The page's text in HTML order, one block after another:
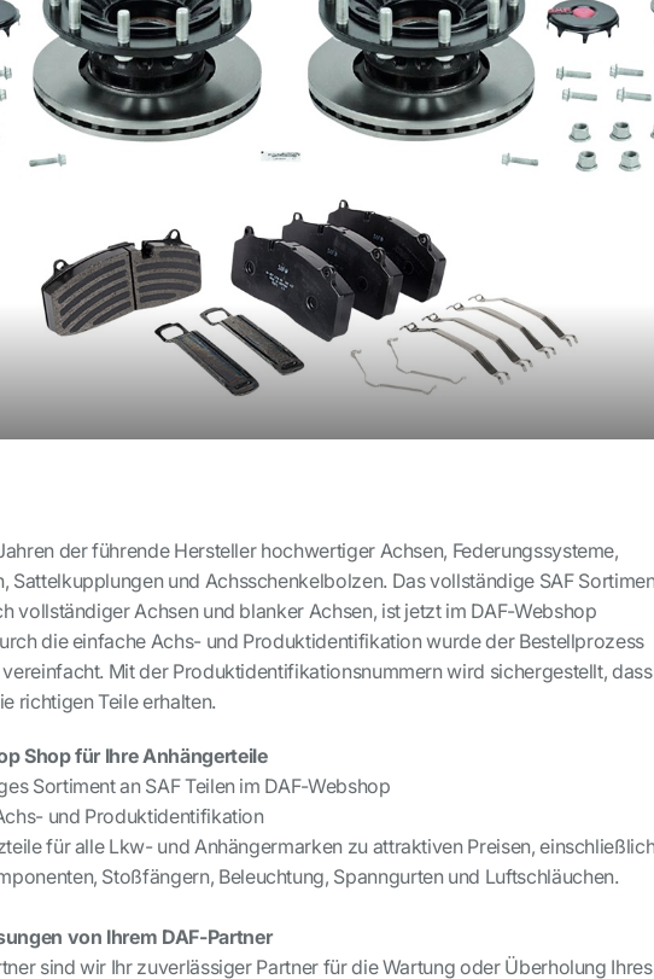
der führende Hersteller hochwertiger Achsen, Federungssysteme,
Sattelkupplungen und Achsschenkelbolzen. Das vollständige SAF
vollständiger Achsen und blanker Achsen, ist jetzt im DAF-Webshop
die einfache Achs- und Produktidentifikation wurde der Bestellprozess
Mit der Produktidentifikationsnummern wird sichergestellt, dass
richtigen Teile erhalten.
Shop für Ihre Anhängerteile
Sortiment an SAF Teilen im DAF-Webshop
und Produktidentifikation
für alle Lkw- und Anhängermarken zu attraktiven Preisen,
Stoßfängern, Beleuchtung, Spanngurten und Luftschläuchen.
von Ihrem DAF-Partner
sind wir Ihr zuverlässiger Partner für die Wartung oder Überholung Ihres